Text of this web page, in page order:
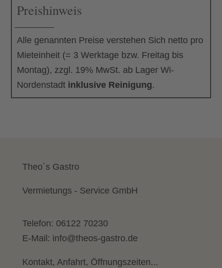
Preishinweis
Alle genannten Preise verstehen Sich netto pro
Mieteinheit (= 3 Werktage bzw. Freitag bis
Montag), zzgl. 19% MwSt. ab Lager Wi-
Nordenstadt inklusive Reinigung.
Theo´s Gastro
Vermietungs - Service GmbH
Telefon: 06122 70230
E-Mail: info@theos-gastro.de
Kontakt, Anfahrt, Öffnungszeiten...